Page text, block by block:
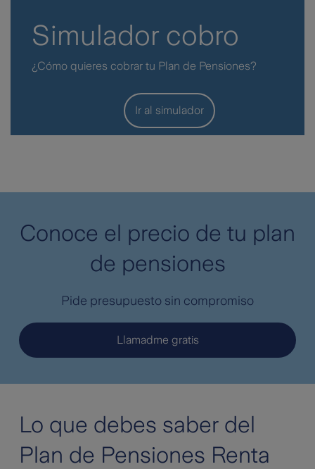
Simulador cobro
¿Cómo quieres cobrar tu Plan de Pensiones?
Ir al simulador
Conoce el precio de tu plan
de pensiones
Pide presupuesto sin compromiso
Llamadme gratis
Lo que debes saber del
Plan de Pensiones Renta